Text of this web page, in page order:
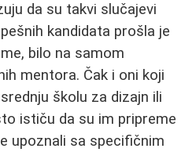
da su takvi slučajevi
kandidata prošla je
bilo na samom
mentora. Čak i oni koji
školu za dizajn ili
ističu da su im pripreme
upoznali sa specifičnim